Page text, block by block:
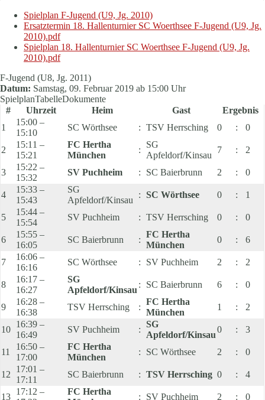
Spielplan F-Jugend (U9, Jg. 2010)
Ersatztermin 18. Hallenturnier SC Woerthsee F-Jugend (U9, Jg.
2010).pdf
Spielplan 18. Hallenturnier SC Woerthsee F-Jugend (U9, Jg.
2010).pdf
F-Jugend (U8, Jg. 2011)
Datum: Samstag, 09. Februar 2019 ab 15:00 Uhr
SpielplanTabelleDokumente
#
Uhrzeit Heim Gast
Ergebnis
1
15:00 –
15:10
SC Wörthsee : TSV Herrsching 0 : 0
2
15:11 –
15:21
FC Hertha
München
:
SG
Apfeldorf/Kinsau
7 : 2
3
15:22 –
15:32
SV Puchheim : SC Baierbrunn 2 : 0
4
15:33 –
15:43
SG
Apfeldorf/Kinsau
: SC Wörthsee 0 : 1
5
15:44 –
15:54
SV Puchheim : TSV Herrsching 0 : 0
6
15:55 –
16:05
SC Baierbrunn :
FC Hertha
München
0 : 6
7
16:06 –
16:16
SC Wörthsee : SV Puchheim 2 : 2
8
16:17 –
16:27
SG
Apfeldorf/Kinsau
: SC Baierbrunn 6 : 0
9
16:28 –
16:38
TSV Herrsching :
FC Hertha
München
1 : 2
10
16:39 –
16:49
SV Puchheim :
SG
Apfeldorf/Kinsau
0 : 3
11
16:50 –
17:00
FC Hertha
München
: SC Wörthsee 2 : 0
12
17:01 –
17:11
SC Baierbrunn : TSV Herrsching 0 : 4
13
17:12 –
FC Hertha
: SV Puchheim 2 : 0